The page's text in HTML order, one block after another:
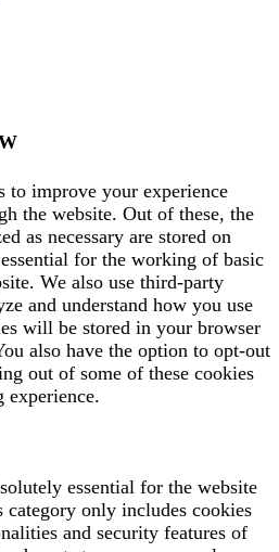
to improve your experience
the website. Out of these, the
as necessary are stored on
for the working of basic
We also use third-party
and understand how you use
will be stored in your browser
also have the option to opt-out
out of some of these cookies
experience.
essential for the website
only includes cookies
and security features of